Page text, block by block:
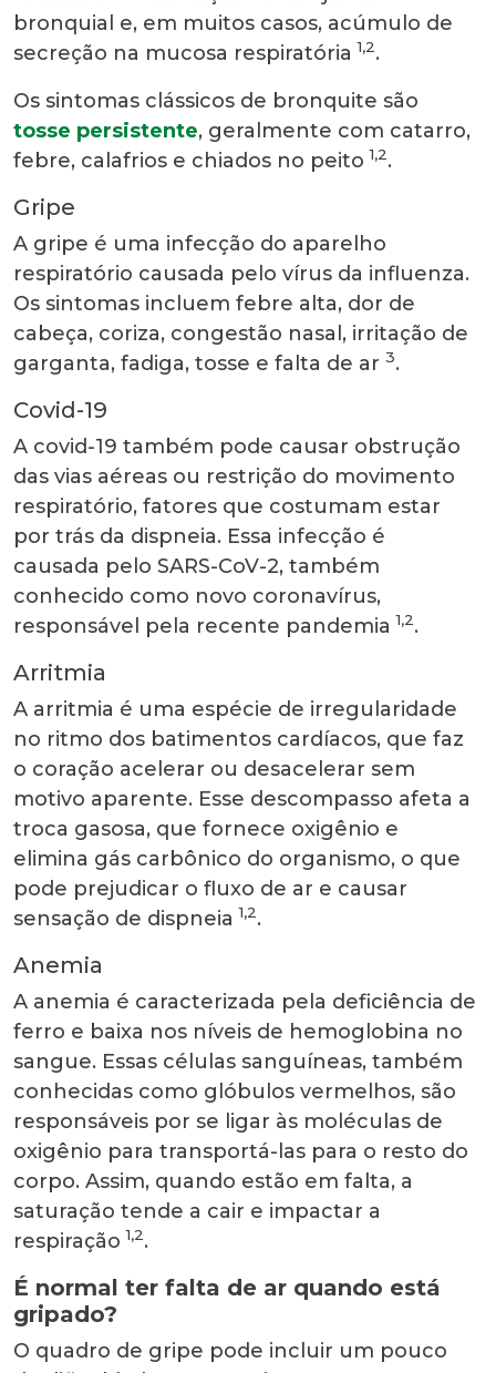
bronquial e, em muitos casos, acúmulo de
secreção na mucosa respiratória 1,2.
Os sintomas clássicos de bronquite são
tosse persistente, geralmente com catarro,
febre, calafrios e chiados no peito 1,2.
Gripe
A gripe é uma infecção do aparelho
respiratório causada pelo vírus da influenza.
Os sintomas incluem febre alta, dor de
cabeça, coriza, congestão nasal, irritação de
garganta, fadiga, tosse e falta de ar 3.
Covid-19
A covid-19 também pode causar obstrução
das vias aéreas ou restrição do movimento
respiratório, fatores que costumam estar
por trás da dispneia. Essa infecção é
causada pelo SARS-CoV-2, também
conhecido como novo coronavírus,
responsável pela recente pandemia 1,2.
Arritmia
A arritmia é uma espécie de irregularidade
no ritmo dos batimentos cardíacos, que faz
o coração acelerar ou desacelerar sem
motivo aparente. Esse descompasso afeta a
troca gasosa, que fornece oxigênio e
elimina gás carbônico do organismo, o que
pode prejudicar o fluxo de ar e causar
sensação de dispneia 1,2.
Anemia
A anemia é caracterizada pela deficiência de
ferro e baixa nos níveis de hemoglobina no
sangue. Essas células sanguíneas, também
conhecidas como glóbulos vermelhos, são
responsáveis por se ligar às moléculas de
oxigênio para transportá-las para o resto do
corpo. Assim, quando estão em falta, a
saturação tende a cair e impactar a
respiração 1,2.
É normal ter falta de ar quando está
gripado?
O quadro de gripe pode incluir um pouco